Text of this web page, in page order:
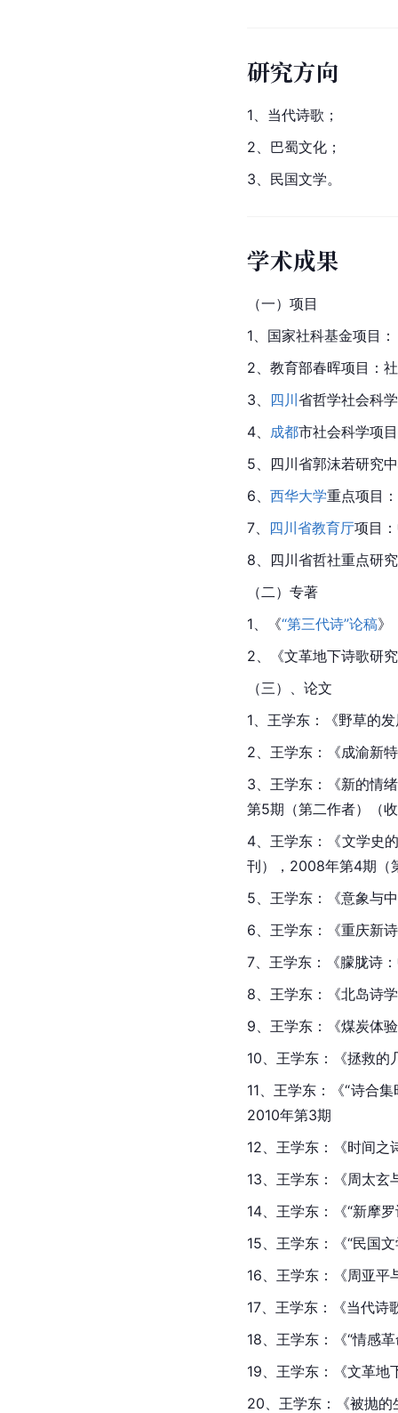
研究方向
1、当代诗歌；
2、巴蜀文化；
3、民国文学。
学术成果
（一）项目
1、国家社科基金项目
2、教育部春晖项目：
3、 四川省哲学社会科
4、 成都市社会科学项
5、四川省郭沫若研究
6、 西华大学重点项目
7、 四川省教育厅项目
8、四川省哲社重点研
（二）专著
1、《“第三代诗”论稿》
2、《文革地下诗歌研
（三）、论文
1、王学东：《野草的
2、王学东：《成渝新
3、王学东：《新的情
第5期（第二作者）（
4、王学东：《文学史
刊），2008年第4期（
5、王学东：《意象与
6、王学东：《重庆新
7、王学东：《朦胧诗
8、王学东：《北岛诗
9、王学东：《煤炭体
10、王学东：《拯救
11、王学东：《“诗合
2010年第3期
12、王学东：《时间之
13、王学东：《周太玄
14、王学东：《“新摩
15、王学东：《“民国
16、王学东：《周亚平
17、王学东：《当代诗
18、王学东：《“情感
19、王学东：《文革地
20、王学东：《被抛